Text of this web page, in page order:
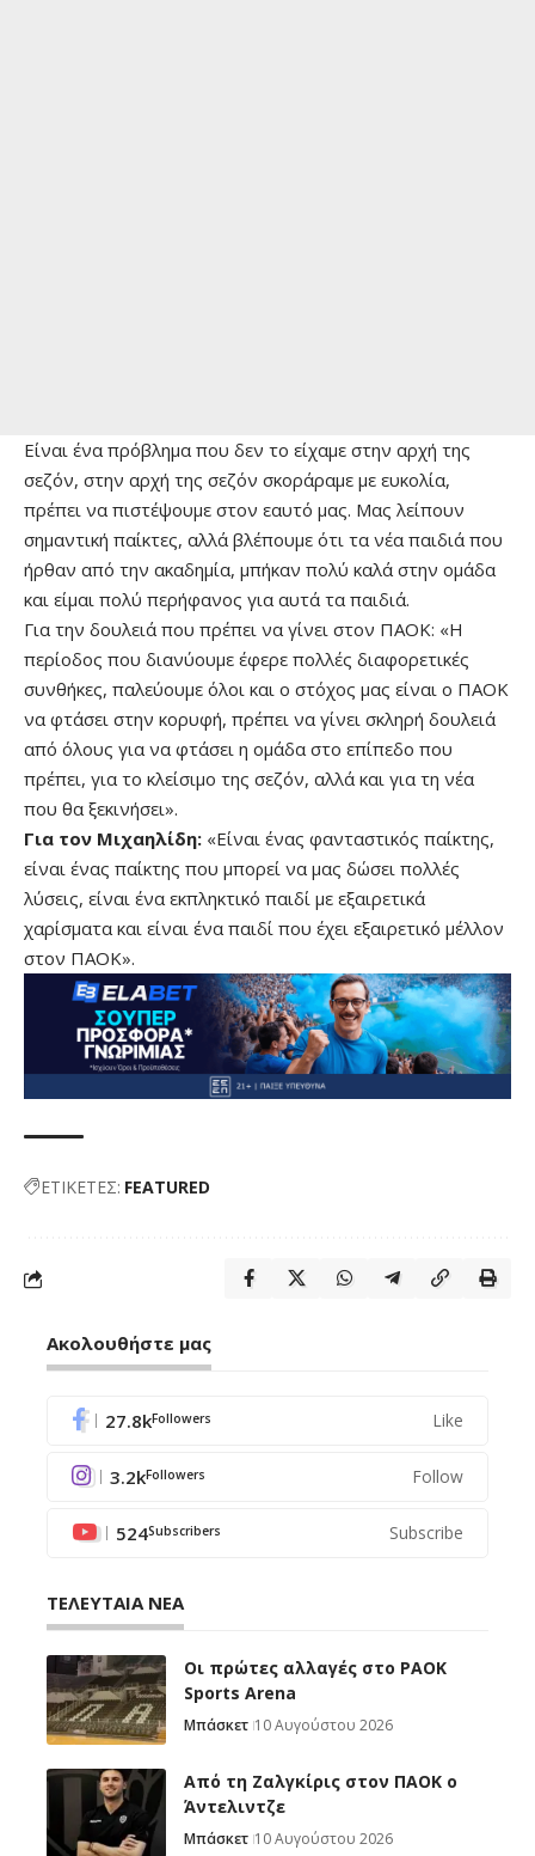
Eίναι ένα πρόβλημα που δεν το είχαμε στην αρχή της
σεζόν, στην αρχή της σεζόν σκοράραμε με ευκολία,
πρέπει να πιστέψουμε στον εαυτό μας. Μας λείπουν
σημαντική παίκτες, αλλά βλέπουμε ότι τα νέα παιδιά που
ήρθαν από την ακαδημία, μπήκαν πολύ καλά στην ομάδα
και είμαι πολύ περήφανος για αυτά τα παιδιά.
Για την δουλειά που πρέπει να γίνει στον ΠΑΟΚ: «H
περίοδος που διανύουμε έφερε πολλές διαφορετικές
συνθήκες, παλεύουμε όλοι και ο στόχος μας είναι ο ΠΑΟΚ
να φτάσει στην κορυφή, πρέπει να γίνει σκληρή δουλειά
από όλους για να φτάσει η ομάδα στο επίπεδο που
πρέπει, για το κλείσιμο της σεζόν, αλλά και για τη νέα
που θα ξεκινήσει».
Για τον Μιχαηλίδη: «Είναι ένας φανταστικός παίκτης,
είναι ένας παίκτης που μπορεί να μας δώσει πολλές
λύσεις, είναι ένα εκπληκτικό παιδί με εξαιρετικά
χαρίσματα και είναι ένα παιδί που έχει εξαιρετικό μέλλον
στον ΠΑΟΚ».
ΕΤΙΚΕΤΕΣ: FEATURED
Ακολουθήστε μας
27.8kFollowers Like
3.2kFollowers Follow
524Subscribers Subscribe
ΤΕΛΕΥΤΑΙΑ ΝΕΑ
Οι πρώτες αλλαγές στο PAOK
Sports Arena
Μπάσκετ 10 Αυγούστου 2026
Από τη Ζαλγκίρις στον ΠΑΟΚ ο
Άντελιντζε
Μπάσκετ 10 Αυγούστου 2026